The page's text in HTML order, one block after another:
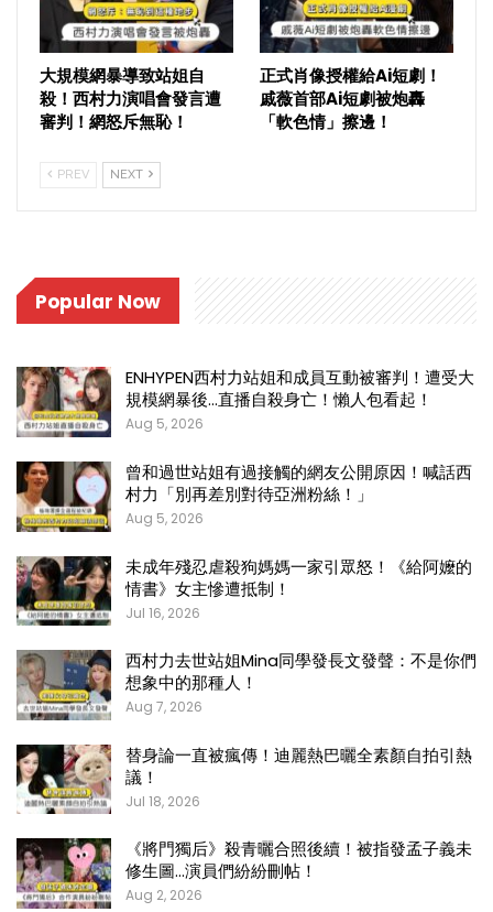
大規模網暴導致站姐自
殺！西村力演唱會發言遭
審判！網怒斥無恥！
正式肖像授權給Ai短劇！
戚薇首部Ai短劇被炮轟
「軟色情」擦邊！
PREV NEXT
Popular Now
ENHYPEN西村力站姐和成員互動被審判！遭受大
規模網暴後…直播自殺身亡！懶人包看起！
Aug 5, 2026
曾和過世站姐有過接觸的網友公開原因！喊話西
村力「別再差別對待亞洲粉絲！」
Aug 5, 2026
未成年殘忍虐殺狗媽媽一家引眾怒！《給阿嬤的
情書》女主慘遭抵制！
Jul 16, 2026
西村力去世站姐Mina同學發長文發聲：不是你們
想象中的那種人！
Aug 7, 2026
替身論一直被瘋傳！迪麗熱巴曬全素顏自拍引熱
議！
Jul 18, 2026
《將門獨后》殺青曬合照後續！被指發孟子義未
修生圖…演員們紛紛刪帖！
Aug 2, 2026